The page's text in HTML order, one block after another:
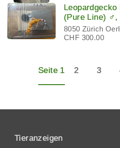
Leopardgecko
(Pure Line) ♂,
8050 Zürich
CHF 300.00
Seite 1 2 3
Tieranzeigen